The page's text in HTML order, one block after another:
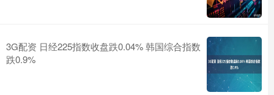
3G配资 日经225指数收盘跌0.04% 韩国综合指数
跌0.9%